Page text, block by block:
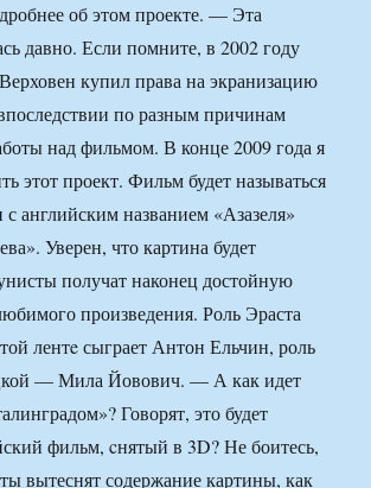
об этом проекте. — Эта
давно. Если помните, в 2002 году
купил права на экранизацию
по разным причинам
над фильмом. В конце 2009 года я
этот проект. Фильм будет называться
с английским названием «Азазеля»
Уверен, что картина будет
получат наконец достойную
произведения. Роль Эраста
лентe сыграет Антон Ельчин, роль
— Мила Йовович. — А как идет
Говорят, это будет
фильм, cнятый в 3D? Не боитесь,
вытеснят содержание картины, как